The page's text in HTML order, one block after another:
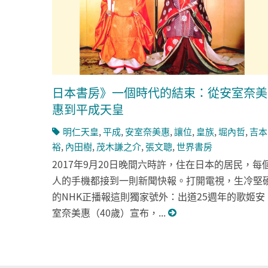
日本書房》一個時代的結束：從安室奈美
惠到平成天皇
明仁天皇,平成, 安室奈美惠,讓位, 皇族,堀內哲, 吉本
裕, 內田樹,茂木謙之介, 張文聰,世界書房
2017年9月20日晚間六時許，住在日本的居民，每
人的手機都接到一則新聞快報。打開電視，生冷堅
的NHK正播報這則獨家號外：出道25週年的歌姬安
室奈美惠（40歲）宣布，...